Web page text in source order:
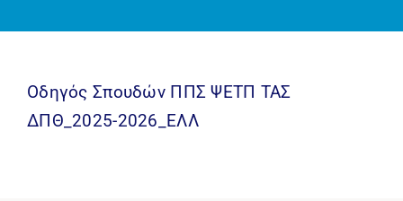
Οδηγός Σπουδών ΠΠΣ ΨΕΤΠ ΤΑΣ
ΔΠΘ_2025-2026_ΕΛΛ